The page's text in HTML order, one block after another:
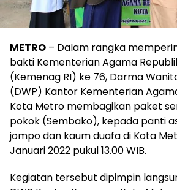
METRO – Dalam rangka
bakti Kementerian Agama
(Kemenag RI) ke 76, Darma
(DWP) Kantor Kementerian
Kota Metro membagikan paket
pokok (Sembako), kepada panti
jompo dan kaum duafa di Kota
Januari 2022 pukul 13.00 WIB.
Kegiatan tersebut dipimpin